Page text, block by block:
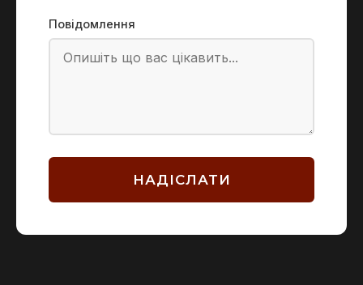
Повідомлення
НАДІСЛАТИ